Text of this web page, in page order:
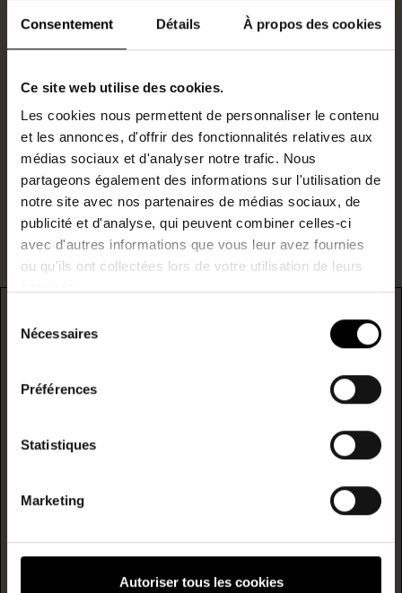
Consentement Détails À propos des cookies
Ce site web utilise des cookies.
Les cookies nous permettent de personnaliser le contenu
et les annonces, d'offrir des fonctionnalités relatives aux
médias sociaux et d'analyser notre trafic. Nous
partageons également des informations sur l'utilisation de
notre site avec nos partenaires de médias sociaux, de
publicité et d'analyse, qui peuvent combiner celles-ci
avec d'autres informations que vous leur avez fournies
ou qu'ils ont collectées lors de votre utilisation de leurs
Nécessaires
Préférences
Statistiques
Marketing
Autoriser tous les cookies
Gestionnaire Locatif
0240477026
j.poujol@lestoits.fr
DPE
logement extrêmement performant
kgCO2/m²/année D